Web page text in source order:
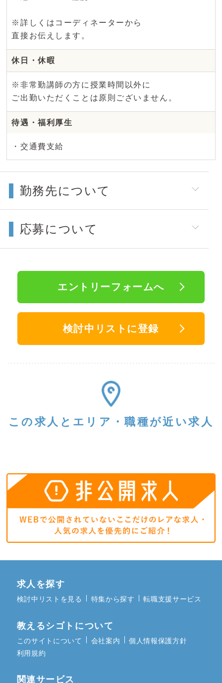
※詳しくはコーディネーターから
直接お伝えします。
休日・休暇
※非常勤講師の方に授業時間以外に
ご出勤いただくことは原則ございません。
待遇・福利厚生
・交通費支給
勤務先について
応募について
エントリーフォームへ
検討中リストに登録
この求人と エリア・職種が近い求人
求人を探す
検討中リストを見る 特集から探す 転職支援サービス
教えるシゴトについて
このサイトについて 会社案内
個人情報保護方針
利用規約
関連サービス